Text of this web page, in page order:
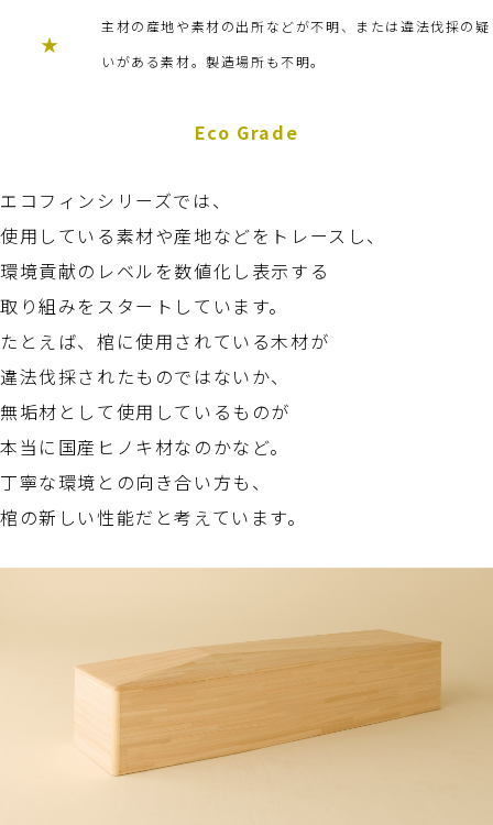
★
主材の産地や素材の出所などが不明、または違法伐採の疑
いがある素材。製造場所も不明。
Eco Grade
エコフィンシリーズでは、
使用している素材や産地などをトレースし、
環境貢献のレベルを数値化し表示する
取り組みをスタートしています。
たとえば、棺に使用されている木材が
違法伐採されたものではないか、
無垢材として使用しているものが
本当に国産ヒノキ材なのかなど。
丁寧な環境との向き合い方も、
棺の新しい性能だと考えています。